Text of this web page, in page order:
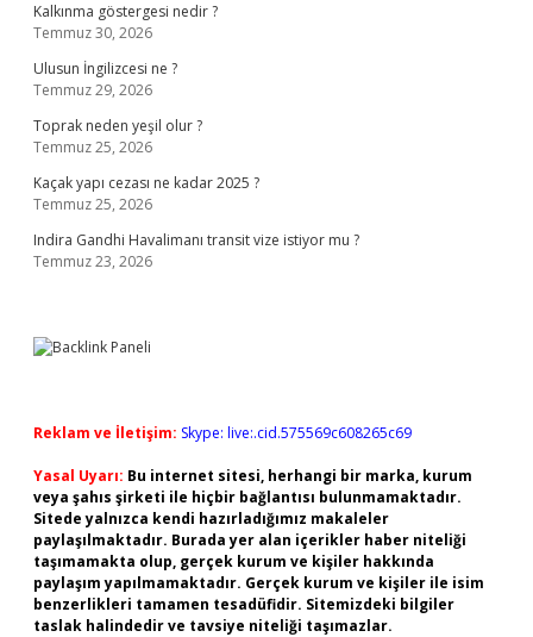
Kalkınma göstergesi nedir ?
Temmuz 30, 2026
Ulusun İngilizcesi ne ?
Temmuz 29, 2026
Toprak neden yeşil olur ?
Temmuz 25, 2026
Kaçak yapı cezası ne kadar 2025 ?
Temmuz 25, 2026
Indira Gandhi Havalimanı transit vize istiyor mu ?
Temmuz 23, 2026
Reklam ve İletişim: Skype: live:.cid.575569c608265c69
Yasal Uyarı: Bu internet sitesi, herhangi bir marka, kurum
veya şahıs şirketi ile hiçbir bağlantısı bulunmamaktadır.
Sitede yalnızca kendi hazırladığımız makaleler
paylaşılmaktadır. Burada yer alan içerikler haber niteliği
taşımamakta olup, gerçek kurum ve kişiler hakkında
paylaşım yapılmamaktadır. Gerçek kurum ve kişiler ile isim
benzerlikleri tamamen tesadüfidir. Sitemizdeki bilgiler
taslak halindedir ve tavsiye niteliği taşımazlar.